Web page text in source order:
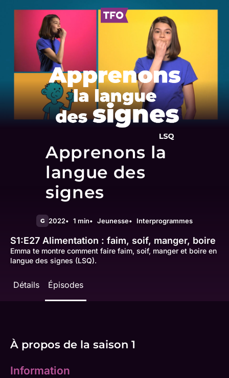
Apprenons la
langue des
signes
G 2022 1 min Jeunesse Interprogrammes
S1:E27 Alimentation : faim, soif, manger, boire
Emma te montre comment faire faim, soif, manger et boire en
langue des signes (LSQ).
Détails Épisodes
À propos de la saison 1
Information